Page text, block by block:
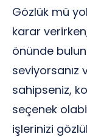
Gözlük mü
karar
önünde
seviyorsanız
sahipseniz,
seçenek
işlerinizi